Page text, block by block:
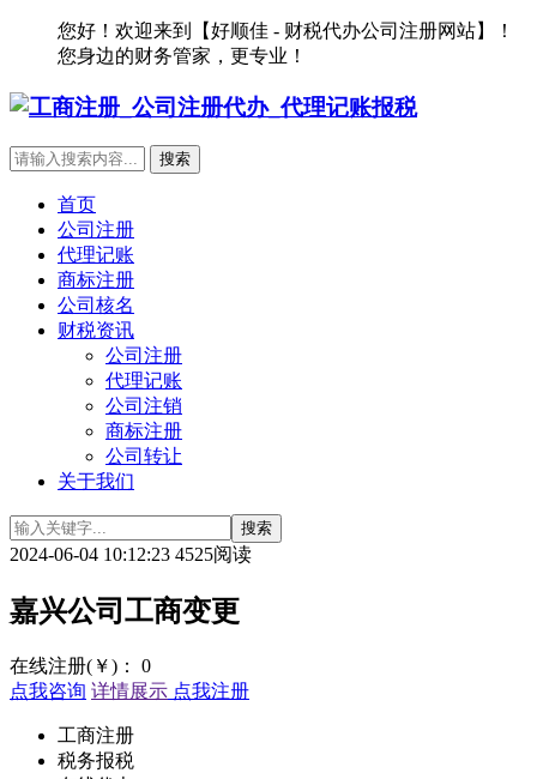
您好！欢迎来到【好顺佳 - 财税代办公司注册网站】！
您身边的财务管家，更专业！
首页
公司注册
代理记账
商标注册
公司核名
财税资讯
公司注册
代理记账
公司注销
商标注册
公司转让
关于我们
2024-06-04 10:12:23 4525阅读
嘉兴公司工商变更
在线注册(￥)：
0
点我咨询 详情展示 点我注册
工商注册
税务报税